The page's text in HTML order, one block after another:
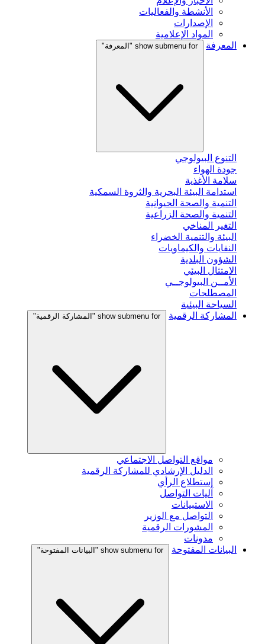
الأنشطة والفعاليات
الإصدارات
المواد الإعلامية
المعرفة
show submenu for "المعرفة"
التنوع البيولوجي
جودة الهواء
سلامة الأغذية
استدامة البيئة البحرية والثروة السمكية
التنمية والصحة الحيوانية
التنمية والصحة الزراعية
التغير المناخي
البيئة والتنمية الخضراء
النفايات والكيماويات
الشؤون البلدية
الامتثال البيئي
الأمــن البيولوجــي
المصطلحات
السياحة البيئية
المشاركة الرقمية
show submenu for "المشاركة الرقمية"
مواقع التواصل الاجتماعي
الدليل الإرشادي للمشاركة الرقمية
إستطلاع الرأي
آليات التواصل
الاستبيانات
التواصل مع الوزير
المشورات الرقمية
مدونات
البيانات المفتوحة
show submenu for "البيانات المفتوحة"